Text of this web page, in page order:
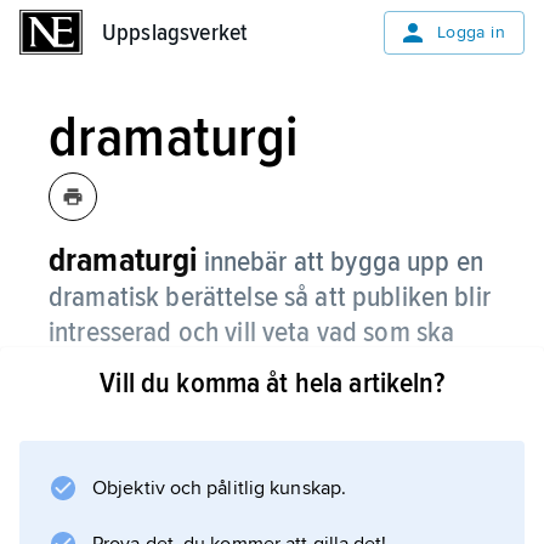
Uppslagsverket Logga in
dramaturgi
dramaturgi innebär att bygga upp en
dramatisk berättelse så att publiken blir
intresserad och vill veta vad som ska
hända.
även handla om att forma berättandet i film,
Vill du komma åt hela artikeln?
Objektiv och pålitlig kunskap.